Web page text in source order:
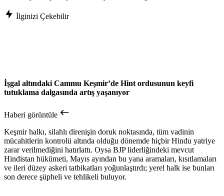
İlginizi Çekebilir
İşgal altındaki Cammu Keşmir’de Hint ordusunun keyfi
tutuklama dalgasında artış yaşanıyor
Haberi görüntüle
Keşmir halkı, silahlı direnişin doruk noktasında, tüm vadinin
mücahitlerin kontrolü altında olduğu dönemde hiçbir Hindu yatriye
zarar verilmediğini hatırlattı. Oysa BJP liderliğindeki mevcut
Hindistan hükümeti, Mayıs ayından bu yana aramaları, kısıtlamaları
ve ileri düzey askeri tatbikatları yoğunlaştırdı; yerel halk ise bunları
son derece şüpheli ve tehlikeli buluyor.